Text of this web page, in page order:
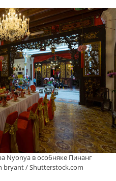
Nyonya в особняке Пинанг
bryant / Shutterstock.com